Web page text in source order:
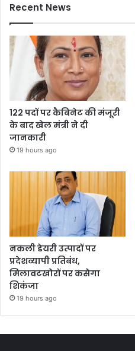
Recent News
122 पदों पर कैबिनेट की मंजूरी
के बाद खेल मंत्री ने दी
जानकारी
19 hours ago
नकली डेयरी उत्पादों पर
प्रदेशव्यापी प्रतिबंध,
मिलावटखोरों पर कसेगा
शिकंजा
19 hours ago